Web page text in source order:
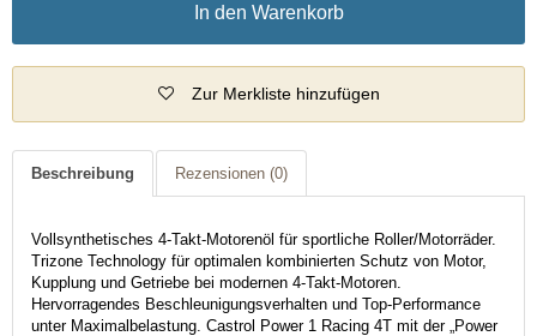
In den Warenkorb
Zur Merkliste hinzufügen
Beschreibung Rezensionen (0)
Vollsynthetisches 4-Takt-Motorenöl für sportliche Roller/Motorräder.
Trizone Technology für optimalen kombinierten Schutz von Motor,
Kupplung und Getriebe bei modernen 4-Takt-Motoren.
Hervorragendes Beschleunigungsverhalten und Top-Performance
unter Maximalbelastung. Castrol Power 1 Racing 4T mit der „Power